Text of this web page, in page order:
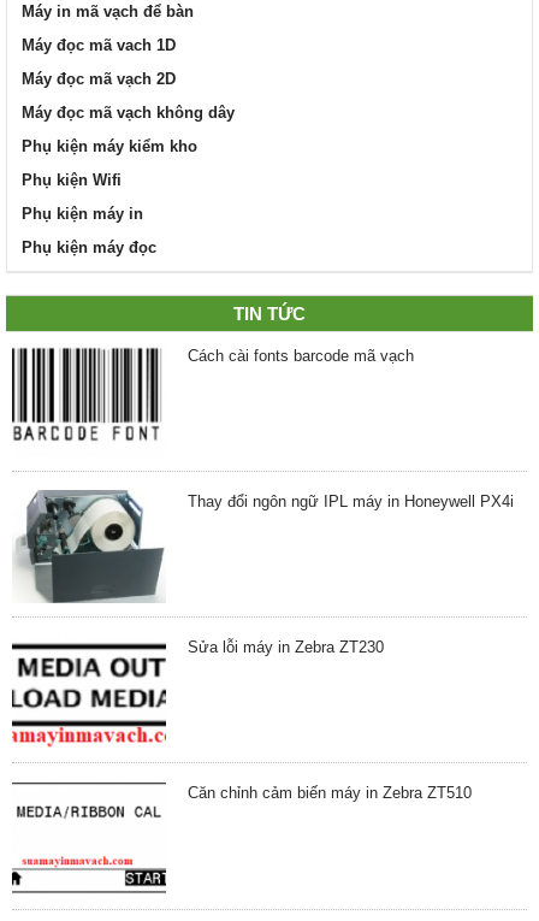
Máy in mã vạch để bàn
Máy đọc mã vach 1D
Máy đọc mã vạch 2D
Máy đọc mã vạch không dây
Phụ kiện máy kiểm kho
Phụ kiện Wifi
Phụ kiện máy in
Phụ kiện máy đọc
TIN TỨC
Cách cài fonts barcode mã vạch
Thay đổi ngôn ngữ IPL máy in Honeywell PX4i
Sửa lỗi máy in Zebra ZT230
Căn chỉnh cảm biến máy in Zebra ZT510